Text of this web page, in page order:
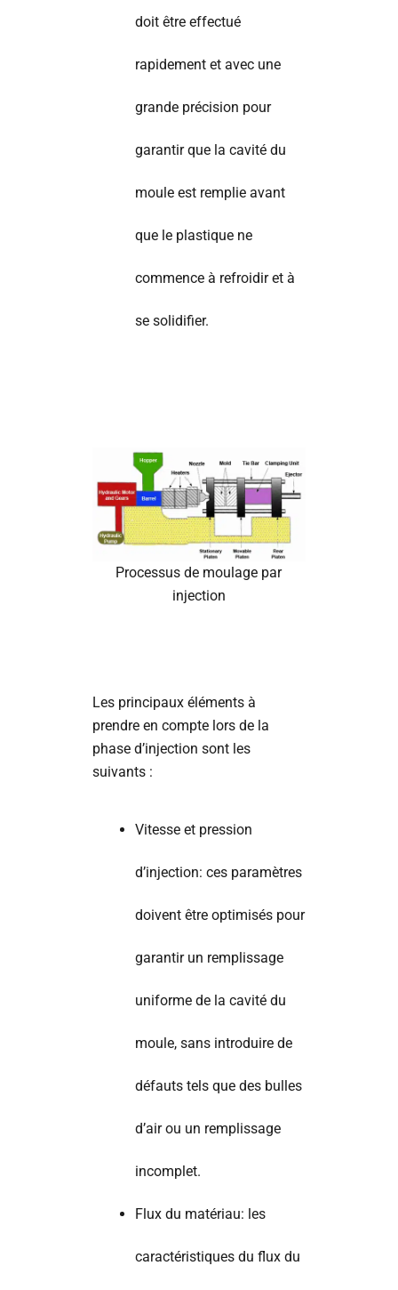
doit être effectué
rapidement et avec une
grande précision pour
garantir que la cavité du
moule est remplie avant
que le plastique ne
commence à refroidir et à
se solidifier.
Processus de moulage par
injection
Les principaux éléments à
prendre en compte lors de la
phase d’injection sont les
suivants :
Vitesse et pression
d’injection: ces paramètres
doivent être optimisés pour
garantir un remplissage
uniforme de la cavité du
moule, sans introduire de
défauts tels que des bulles
d’air ou un remplissage
incomplet.
Flux du matériau: les
caractéristiques du flux du